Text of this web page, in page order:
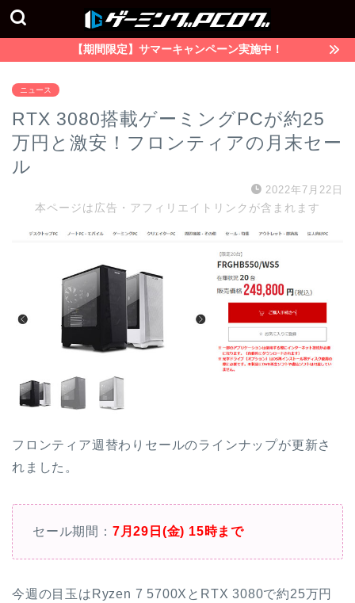
【期間限定】サマーキャンペーン実施中！
ニュース
RTX 3080搭載ゲーミングPCが約25
万円と激安！フロンティアの月末セー
ル
2022年7月22日
本ページは広告・アフィリエイトリンクが含まれます
フロンティア週替わりセールのラインナップが更新さ
れました。
セール期間： 7月29日(金) 15時まで
今週の目玉はRyzen 7 5700XとRTX 3080で約25万円